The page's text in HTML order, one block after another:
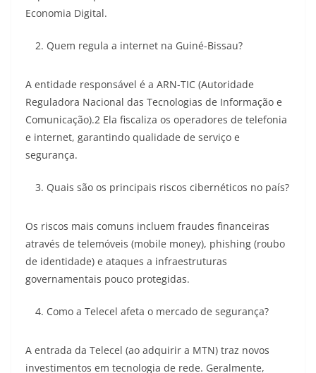
Economia Digital.
Quem regula a internet na Guiné-Bissau?
A entidade responsável é a ARN-TIC (Autoridade
Reguladora Nacional das Tecnologias de Informação e
Comunicação).2 Ela fiscaliza os operadores de telefonia
e internet, garantindo qualidade de serviço e
segurança.
Quais são os principais riscos cibernéticos no país?
Os riscos mais comuns incluem fraudes financeiras
através de telemóveis (mobile money), phishing (roubo
de identidade) e ataques a infraestruturas
governamentais pouco protegidas.
Como a Telecel afeta o mercado de segurança?
A entrada da Telecel (ao adquirir a MTN) traz novos
investimentos em tecnologia de rede. Geralmente,